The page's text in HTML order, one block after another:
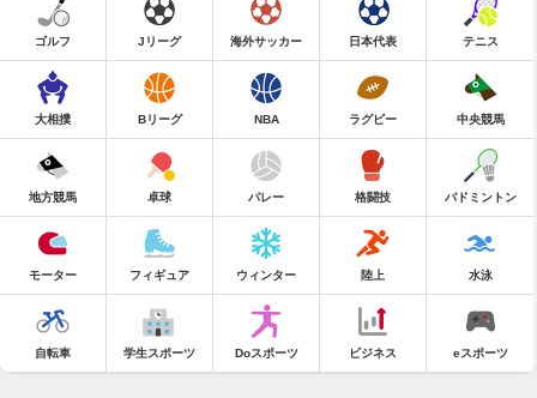
ゴルフ Jリーグ 海外サッカー 日本代表 テニス
大相撲 Bリーグ NBA ラグビー 中央競馬
地方競馬 卓球 バレー 格闘技 バドミントン
モーター フィギュア ウィンター 陸上 水泳
自転車 学生スポーツ Doスポーツ ビジネス eスポーツ